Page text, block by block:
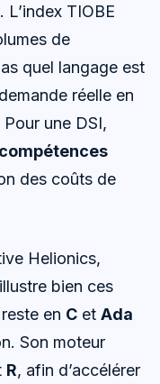
TIOBE
de
quel langage est
réelle en
une DSI,
compétences
des coûts de
Helionics,
bien ces
en C et Ada
Son moteur
R, afin d’accélérer